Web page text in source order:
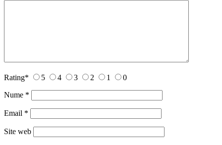
Rating* 5 4 3 2 1 0
Nume *
Email *
Site web